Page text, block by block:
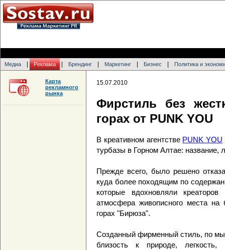
Медиа Реклама Брендинг Маркетинг Бизнес Политика и
15.07.2010
Фирстиль без
горах от PUNK YOU
В креативном агентстве PUNK YOU
турбазы в Горном Алтае: название,
Прежде всего, было решено
куда более походящим по
которые вдохновляли
атмосфера живописного места на
горах "Бирюза".
Созданный фирменный стиль, по
близость к природе, легкость,
Карта
рекламного
рынка